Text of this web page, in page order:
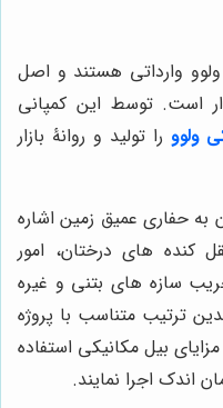
وارداتی هستند و اصل
است. توسط این کمپانی
ولوو را تولید و روانۀ بازار
به حفاری عمیق زمین اشاره
های درختان، امور
سازه های بتنی و غیره
ترتیب متناسب با پروژه
بیل مکانیکی استفاده
اندک اجرا نمایند.